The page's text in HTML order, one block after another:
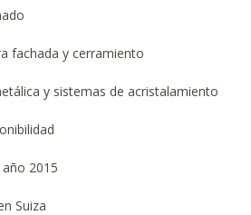
fachada y cerramiento
y sistemas de acristalamiento
2015
Suiza